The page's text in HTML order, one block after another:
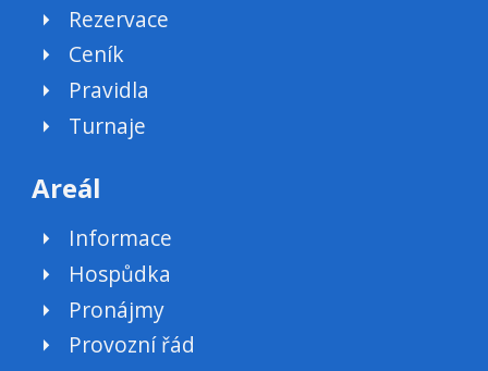
Rezervace
Ceník
Pravidla
Turnaje
Areál
Informace
Hospůdka
Pronájmy
Provozní řád